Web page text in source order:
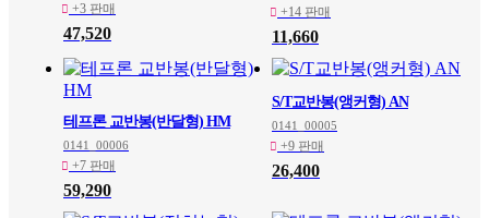
+3 판매
47,520
+14 판매
11,660
테프론 교반봉(반달형) HM
0141_00006
+7 판매
59,290
S/T교반봉(앵커형) AN
0141_00005
+9 판매
26,400